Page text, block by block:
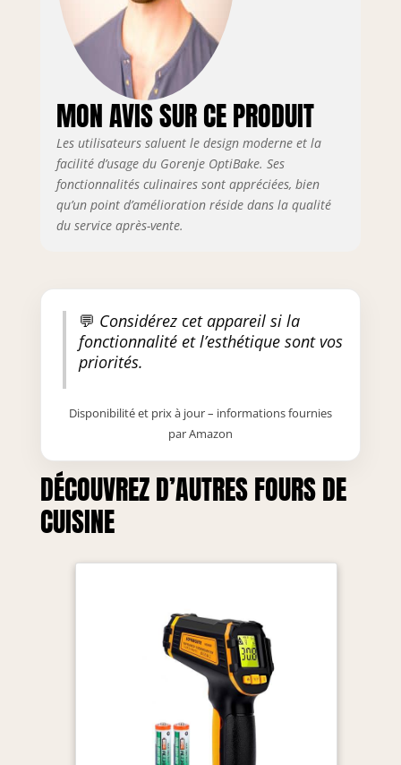
MON AVIS SUR CE PRODUIT
Les utilisateurs saluent le design moderne et la
facilité d’usage du Gorenje OptiBake. Ses
fonctionnalités culinaires sont appréciées, bien
qu’un point d’amélioration réside dans la qualité
du service après-vente.
💬 Considérez cet appareil si la
fonctionnalité et l’esthétique sont vos
priorités.
Disponibilité et prix à jour – informations fournies
par Amazon
DÉCOUVREZ D’AUTRES FOURS DE
CUISINE